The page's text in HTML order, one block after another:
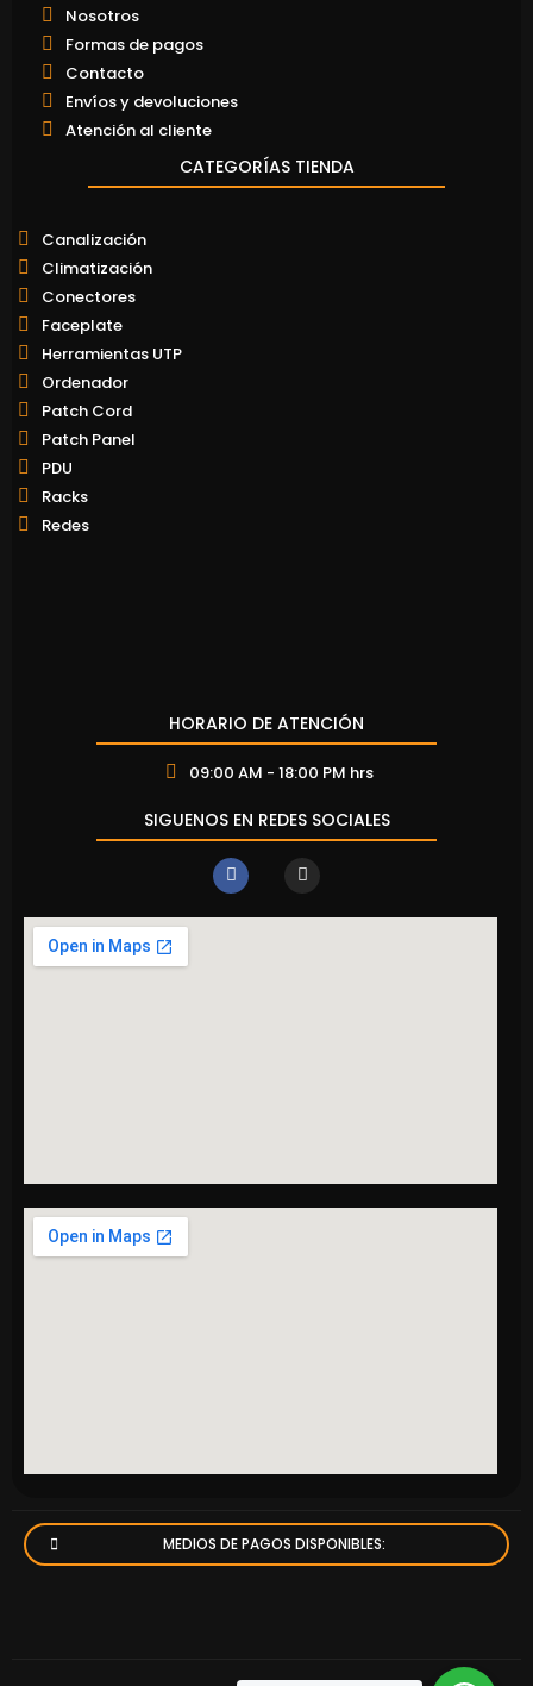
Nosotros
Formas de pagos
Contacto
Envíos y devoluciones
Atención al cliente
CATEGORÍAS TIENDA
Canalización
Climatización
Conectores
Faceplate
Herramientas UTP
Ordenador
Patch Cord
Patch Panel
PDU
Racks
Redes
HORARIO DE ATENCIÓN
09:00 AM - 18:00 PM hrs
SIGUENOS EN REDES SOCIALES
MEDIOS DE PAGOS DISPONIBLES: